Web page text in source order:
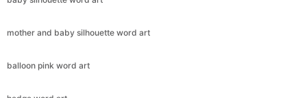
mother and baby silhouette word art
balloon pink word art